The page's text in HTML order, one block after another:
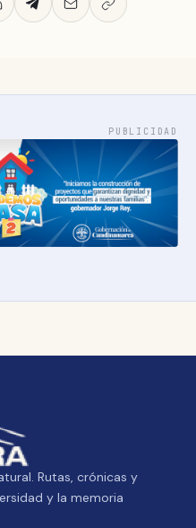
PUBLICIDAD
Rutas, crónicas y
y la memoria